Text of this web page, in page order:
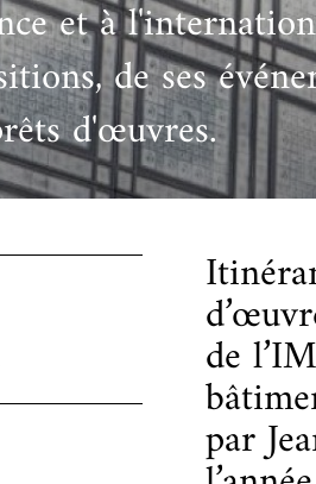
Centre de
musée
du monde arabe
de l'IMA
et à
de ses
d'œuvres.
de
par